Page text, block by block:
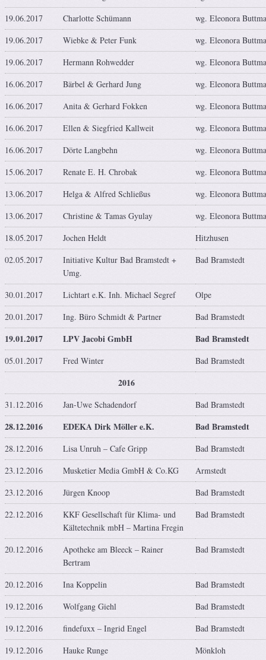
19.06.2017
Charlotte Schümann
wg. Eleonora
19.06.2017
Wiebke & Peter Funk
wg. Eleonora
19.06.2017
Hermann Rohwedder
wg. Eleonora
16.06.2017
Bärbel & Gerhard Jung
wg. Eleonora
16.06.2017
Anita & Gerhard Fokken
wg. Eleonora
16.06.2017
Ellen & Siegfried Kallweit
wg. Eleonora
16.06.2017
Dörte Langbehn
wg. Eleonora
15.06.2017
Renate E. H. Chrobak
wg. Eleonora
13.06.2017
Helga & Alfred Schließus
wg. Eleonora
13.06.2017
Christine & Tamas Gyulay
wg. Eleonora
18.05.2017
Jochen Heldt
Hitzhusen
02.05.2017
Initiative Kultur Bad Bramstedt +
Umg.
Bad Bramstedt
30.01.2017 Lichtart e.K. Inh. Michael Segref
Olpe
20.01.2017
Ing. Büro Schmidt & Partner Bad Bramstedt
19.01.2017 LPV Jacobi GmbH Bad Bramstedt
05.01.2017 Fred Winter Bad Bramstedt
2016
31.12.2016 Jan-Uwe Schadendorf Bad Bramstedt
28.12.2016 EDEKA Dirk Möller e.K. Bad Bramstedt
28.12.2016 Lisa Unruh – Cafe Gripp
Bad Bramstedt
23.12.2016
Musketier Media GmbH & Co.KG
Armstedt
23.12.2016
Jürgen Knoop
Bad Bramstedt
22.12.2016
KKF Gesellschaft für Klima- und
Kältetechnik mbH – Martina Fregin
Bad Bramstedt
20.12.2016
Apotheke am Bleeck – Rainer
Bertram
Bad Bramstedt
20.12.2016 Ina Koppelin
Bad Bramstedt
19.12.2016
Wolfgang Giehl
Bad Bramstedt
19.12.2016
findefuxx – Ingrid Engel
Bad Bramstedt
19.12.2016
Hauke Runge Mönkloh